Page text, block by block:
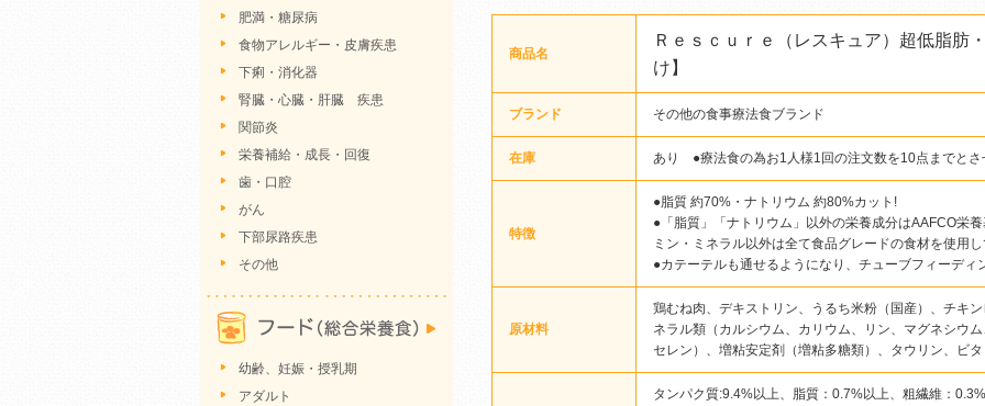
商品名
Ｒｅｓｃｕｒｅ（レスキュア）超低脂
け】
ブランド その他の食事療法食ブランド
在庫 あり ●療法食の為お1人様1回の注文数を10点までとさ
特徴
●脂質 約70%・ナトリウム 約80%カット!
●「脂質」「ナトリウム」以外の栄養成分はAAFCO栄
ミン・ミネラル以外は全て食品グレードの食材を使用
●カテーテルも通せるようになり、チューブフィーディ
原材料
鶏むね肉、デキストリン、うるち米粉（国産）、チキ
ネラル類（カルシウム、カリウム、リン、マグネシウ
セレン）、増粘安定剤（増粘多糖類）、タウリン、ビ
タンパク質:9.4%以上、脂質：0.7%以上、粗繊維：
肥満・糖尿病
食物アレルギー・皮膚疾患
下痢・消化器
腎臓・心臓・肝臓 疾患
関節炎
栄養補給・成長・回復
歯・口腔
がん
下部尿路疾患
その他
幼齢、妊娠・授乳期
アダルト